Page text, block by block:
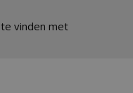
te vinden met